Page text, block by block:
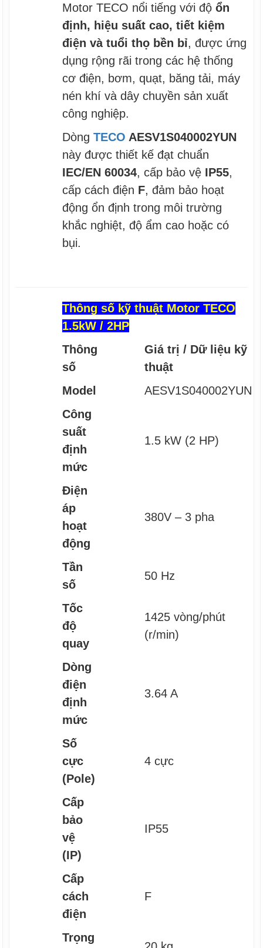
Motor TECO nổi tiếng với độổn
định, hiệu suất cao, tiết kiệm
điện và tuổi thọ bền bỉ, được ứng
dụng rộng rãi trong các hệ thống
cơ điện, bơm, quạt, băng tải, máy
nén khí và dây chuyền sản xuất
công nghiệp.
DòngTECO AESV1S040002YUN
này được thiết kế đạt chuẩn
IEC/EN 60034, cấp bảo vệ IP55,
cấp cách điện F, đảm bảo hoạt
động ổn định trong môi trường
khắc nghiệt, độ ẩm cao hoặc có
bụi.
Thông số kỹ thuật Motor TECO
1.5kW / 2HP
Thông
số
Giá trị / Dữ liệu kỹ
thuật
Model
AESV1S040002YUN
Công
suất
định
mức
1.5 kW (2 HP)
Điện
áp
hoạt
động
380V – 3 pha
Tần
số
50 Hz
Tốc
độ
quay
1425 vòng/phút
(r/min)
Dòng
điện
định
mức
3.64 A
Số
cực
(Pole)
4 cực
Cấp
bảo
vệ
(IP)
IP55
Cấp
cách
điện
F
Trọng